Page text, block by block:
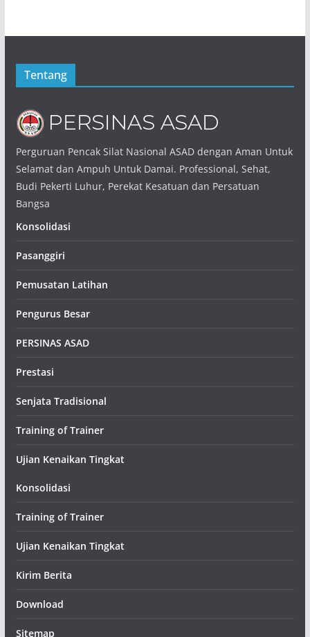
Tentang
Perguruan Pencak Silat Nasional ASAD dengan Aman Untuk
Selamat dan Ampuh Untuk Damai. Professional, Sehat,
Budi Pekerti Luhur, Perekat Kesatuan dan Persatuan
Bangsa
Konsolidasi
Pasanggiri
Pemusatan Latihan
Pengurus Besar
PERSINAS ASAD
Prestasi
Senjata Tradisional
Training of Trainer
Ujian Kenaikan Tingkat
Konsolidasi
Training of Trainer
Ujian Kenaikan Tingkat
Kirim Berita
Download
Sitemap